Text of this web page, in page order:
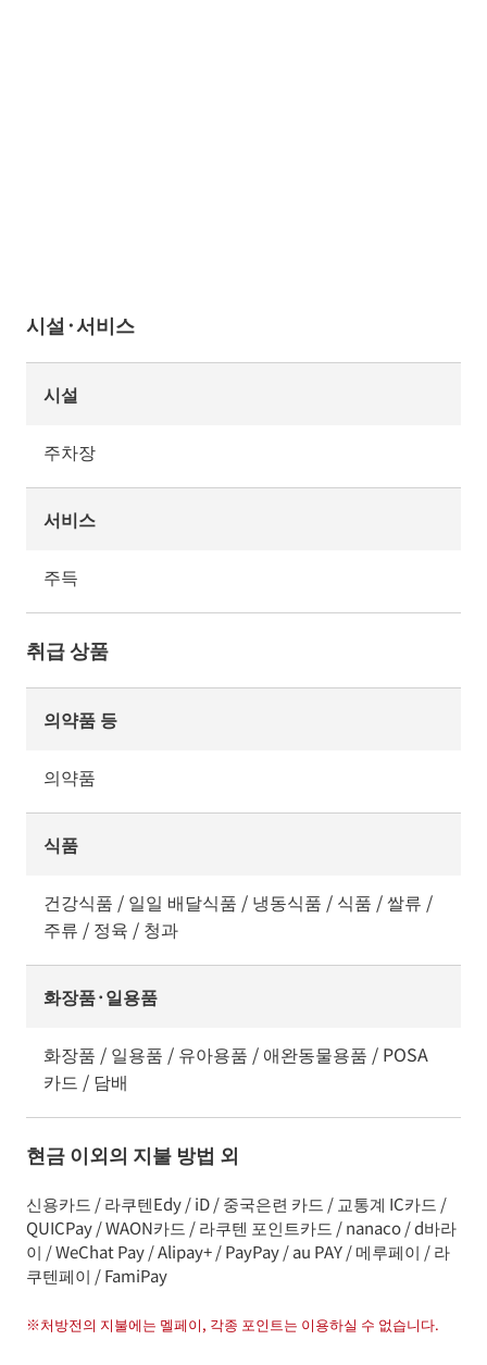
시설·서비스
시설
주차장
서비스
주득
취급 상품
의약품 등
의약품
식품
건강식품 / 일일 배달식품 / 냉동식품 / 식품 / 쌀류 /
주류 / 정육 / 청과
화장품·일용품
화장품 / 일용품 / 유아용품 / 애완동물용품 / POSA
카드 / 담배
현금 이외의 지불 방법 외
신용카드 / 라쿠텐Edy / iD / 중국은련 카드 / 교통계 IC카드 /
QUICPay / WAON카드 / 라쿠텐 포인트카드 / nanaco / d바라
이 / WeChat Pay / Alipay+ / PayPay / au PAY / 메루페이 / 라
쿠텐페이 / FamiPay
※처방전의 지불에는 멜페이, 각종 포인트는 이용하실 수 없습니다.